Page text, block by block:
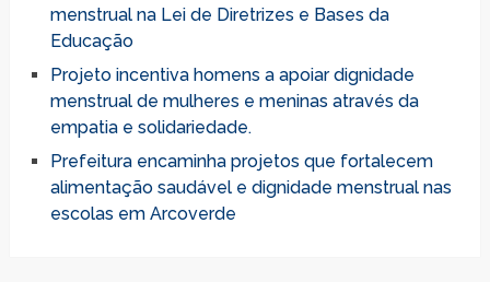
menstrual na Lei de Diretrizes e Bases da
Educação
Projeto incentiva homens a apoiar dignidade
menstrual de mulheres e meninas através da
empatia e solidariedade.
Prefeitura encaminha projetos que fortalecem
alimentação saudável e dignidade menstrual nas
escolas em Arcoverde